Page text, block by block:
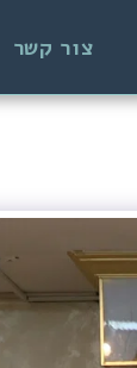
צור קשר